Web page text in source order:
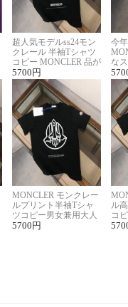
超人気モデルss24モン
クレール 半袖Tシャツ
コピー MONCLER 品が
良く見た目
5700 円
今
な
ル
MONCLER モンクレー
ルプリント半袖Tシャ
ツコピー男女兼用大人
可愛い春夏コーデ
5700 円
ル
コ
ィ